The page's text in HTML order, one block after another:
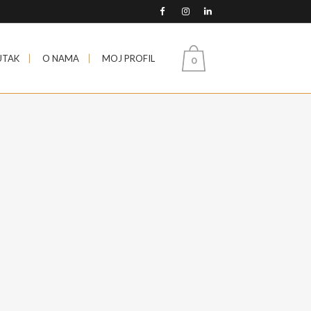
0
O NAMA MOJ PROFIL